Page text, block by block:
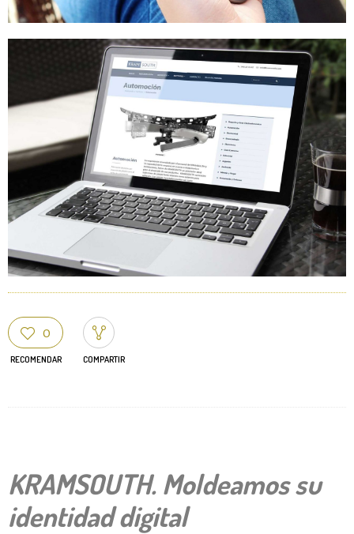
0
RECOMENDAR COMPARTIR
KRAMSOUTH. Moldeamos su
identidad digital